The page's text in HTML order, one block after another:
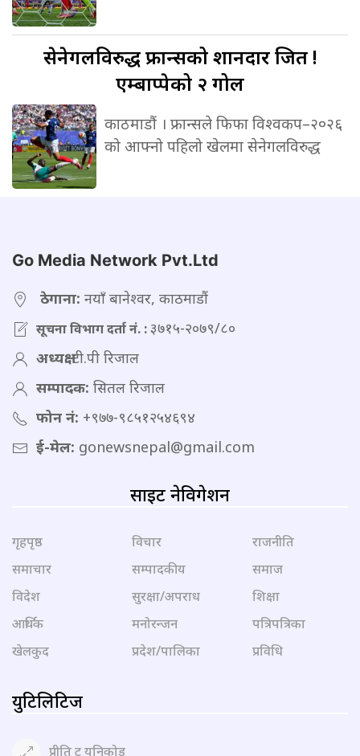
सेनेगलविरुद्धफ्रान्सको शानदार जित !
एम्बाप्पेको २ गोल
काठमाडौं । फ्रान्सले फिफा विश्वकप–२०२६
को आफ्नो पहिलो खेलमा सेनेगलविरुद्ध
Go Media Network Pvt.Ltd
ठेगाना: नयाँ बानेश्वर, काठमाडौं
सूचना विभाग दर्ता नं. :३७१५-२०७९/८०
अध्यक्ष:टी.पी रिजाल
सम्पादक: सितल रिजाल
फोन नं: +९७७-९८५१२५४६९४
ई-मेल: gonewsnepal@gmail.com
साइट नेविगेशन
गृहपृष्ठ
समाचार
विदेश
आर्थिक
खेलकुद
विचार
सम्पादकीय
सुरक्षा/अपराध
मनोरन्जन
प्रदेश/पालिका
राजनीति
समाज
शिक्षा
पत्रिपत्रिका
प्रविधि
युटिलिटिज
प्रीति टु युनिकोड